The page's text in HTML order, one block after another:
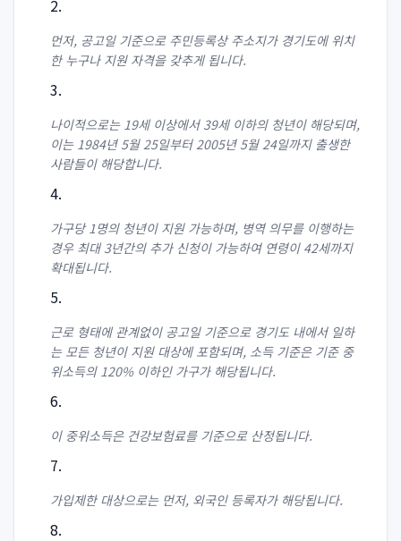
먼저, 공고일 기준으로 주민등록상 주소지가 경기도에 위치
한 누구나 지원 자격을 갖추게 됩니다.
나이적으로는 19세 이상에서 39세 이하의 청년이 해당되며,
이는 1984년 5월 25일부터 2005년 5월 24일까지 출생한
사람들이 해당합니다.
가구당 1명의 청년이 지원 가능하며, 병역 의무를 이행하는
경우 최대 3년간의 추가 신청이 가능하여 연령이 42세까지
확대됩니다.
근로 형태에 관계없이 공고일 기준으로 경기도 내에서 일하
는 모든 청년이 지원 대상에 포함되며, 소득 기준은 기준 중
위소득의 120% 이하인 가구가 해당됩니다.
이 중위소득은 건강보험료를 기준으로 산정됩니다.
가입제한 대상으로는 먼저, 외국인 등록자가 해당됩니다.